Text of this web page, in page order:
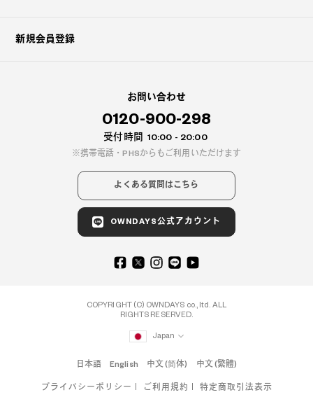
新規会員登録
お問い合わせ
0120-900-298
受付時間 10:00 - 20:00
携帯電話・PHSからもご利用いただけます
よくある質問はこちら
OWNDAYS公式アカウント
COPYRIGHT (C) OWNDAYS co., ltd. ALL
RIGHTS RESERVED.
Japan
日本語 English 中文 (简体) 中文 (繁體)
プライバシーポリシー ご利用規約 特定商取引法表示